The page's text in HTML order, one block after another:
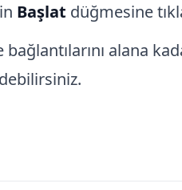
Başlat düğmesine
alana